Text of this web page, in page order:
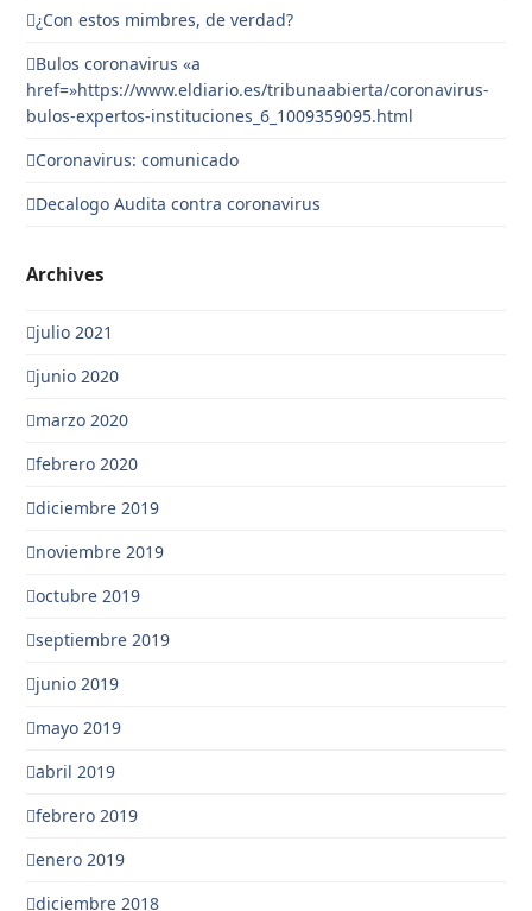
¿Con estos mimbres, de verdad?
Bulos coronavirus «a
href=»https://www.eldiario.es/tribunaabierta/coronavirus-
bulos-expertos-instituciones_6_1009359095.html
Coronavirus: comunicado
Decalogo Audita contra coronavirus
Archives
julio 2021
junio 2020
marzo 2020
febrero 2020
diciembre 2019
noviembre 2019
octubre 2019
septiembre 2019
junio 2019
mayo 2019
abril 2019
febrero 2019
enero 2019
diciembre 2018